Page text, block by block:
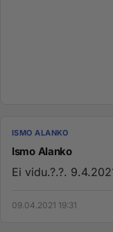
ISMO ALANKO
Ismo Alanko
09.04.2021 19:31